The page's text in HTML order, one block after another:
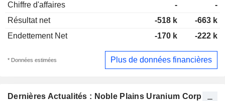
Dernières Actualités : Noble Plains Uranium Corp.
Chiffre d'affaires
-
-
Résultat net
-518 k
-663 k
Endettement Net
-170 k -222 k
* Données estimées Plus de données financières